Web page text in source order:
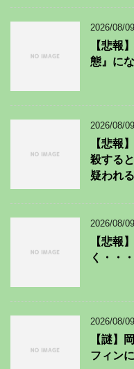
2026/08/09
【悲報
態』に
2026/08/09
【悲報
殺する
疑われ
2026/08/09
【悲報
く・・
2026/08/09
【謎】
フィン